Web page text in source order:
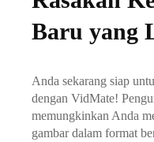
Baru yang
Anda sekarang siap
dengan VidMate!
memungkinkan Anda
gambar dalam format